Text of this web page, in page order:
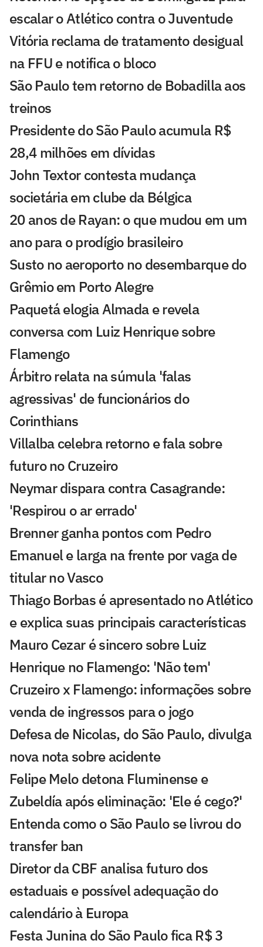
escalar o Atlético contra o Juventude
Vitória reclama de tratamento desigual
na FFU e notifica o bloco
São Paulo tem retorno de Bobadilla aos
treinos
Presidente do São Paulo acumula R$
28,4 milhões em dívidas
John Textor contesta mudança
societária em clube da Bélgica
20 anos de Rayan: o que mudou em um
ano para o prodígio brasileiro
Susto no aeroporto no desembarque do
Grêmio em Porto Alegre
Paquetá elogia Almada e revela
conversa com Luiz Henrique sobre
Flamengo
Árbitro relata na súmula 'falas
agressivas' de funcionários do
Corinthians
Villalba celebra retorno e fala sobre
futuro no Cruzeiro
Neymar dispara contra Casagrande:
'Respirou o ar errado'
Brenner ganha pontos com Pedro
Emanuel e larga na frente por vaga de
titular no Vasco
Thiago Borbas é apresentado no Atlético
e explica suas principais características
Mauro Cezar é sincero sobre Luiz
Henrique no Flamengo: 'Não tem'
Cruzeiro x Flamengo: informações sobre
venda de ingressos para o jogo
Defesa de Nicolas, do São Paulo, divulga
nova nota sobre acidente
Felipe Melo detona Fluminense e
Zubeldía após eliminação: 'Ele é cego?'
Entenda como o São Paulo se livrou do
transfer ban
Diretor da CBF analisa futuro dos
estaduais e possível adequação do
calendário à Europa
Festa Junina do São Paulo fica R$ 3